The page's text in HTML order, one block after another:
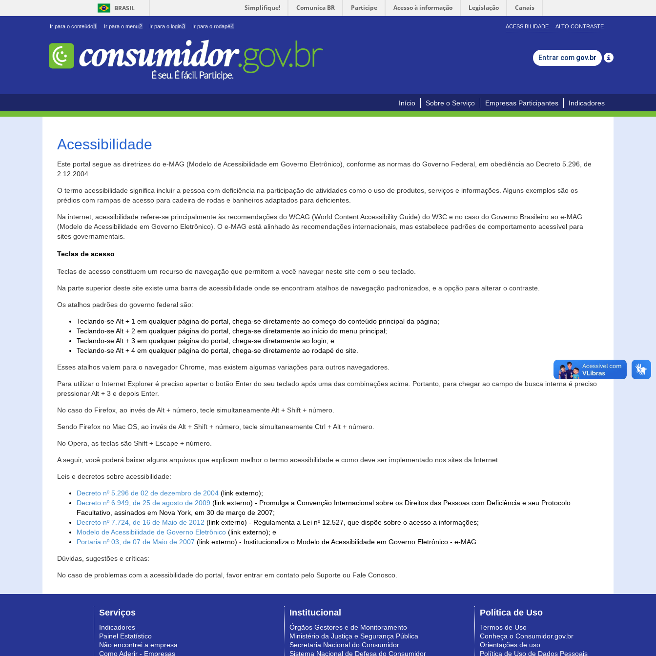
BRASIL Simplifique! Comunica BR Participe Acesso à informação Legislação Canais
Ir para o conteúdo1 Ir para o menu2 Ir para o login3 Ir para o rodapé4 ACESSIBILIDADE ALTO CONTRASTE
Entrar com gov.br
Início Sobre o Serviço Empresas Participantes Indicadores
Acessibilidade
Este portal segue as diretrizes do e-MAG (Modelo de Acessibilidade em Governo Eletrônico), conforme as normas do Governo Federal, em obediência ao Decreto 5.296, de
2.12.2004
O termo acessibilidade significa incluir a pessoa com deficiência na participação de atividades como o uso de produtos, serviços e informações. Alguns exemplos são os
prédios com rampas de acesso para cadeira de rodas e banheiros adaptados para deficientes.
Na internet, acessibilidade refere-se principalmente às recomendações do WCAG (World Content Accessibility Guide) do W3C e no caso do Governo Brasileiro ao e-MAG
(Modelo de Acessibilidade em Governo Eletrônico). O e-MAG está alinhado às recomendações internacionais, mas estabelece padrões de comportamento acessível para
sites governamentais.
Teclas de acesso
Teclas de acesso constituem um recurso de navegação que permitem a você navegar neste site com o seu teclado.
Na parte superior deste site existe uma barra de acessibilidade onde se encontram atalhos de navegação padronizados, e a opção para alterar o contraste.
Os atalhos padrões do governo federal são:
Teclando-se Alt + 1 em qualquer página do portal, chega-se diretamente ao começo do conteúdo principal da página;
Teclando-se Alt + 2 em qualquer página do portal, chega-se diretamente ao início do menu principal;
Teclando-se Alt + 3 em qualquer página do portal, chega-se diretamente ao login; e
Teclando-se Alt + 4 em qualquer página do portal, chega-se diretamente ao rodapé do site.
Esses atalhos valem para o navegador Chrome, mas existem algumas variações para outros navegadores.
Para utilizar o Internet Explorer é preciso apertar o botão Enter do seu teclado após uma das combinações acima. Portanto, para chegar ao campo de busca interna é preciso
pressionar Alt + 3 e depois Enter.
No caso do Firefox, ao invés de Alt + número, tecle simultaneamente Alt + Shift + número.
Sendo Firefox no Mac OS, ao invés de Alt + Shift + número, tecle simultaneamente Ctrl + Alt + número.
No Opera, as teclas são Shift + Escape + número.
A seguir, você poderá baixar alguns arquivos que explicam melhor o termo acessibilidade e como deve ser implementado nos sites da Internet.
Leis e decretos sobre acessibilidade:
Decreto nº 5.296 de 02 de dezembro de 2004 (link externo);
Decreto nº 6.949, de 25 de agosto de 2009 (link externo) - Promulga a Convenção Internacional sobre os Direitos das Pessoas com Deficiência e seu Protocolo
Facultativo, assinados em Nova York, em 30 de março de 2007;
Decreto nº 7.724, de 16 de Maio de 2012 (link externo) - Regulamenta a Lei nº 12.527, que dispõe sobre o acesso a informações;
Modelo de Acessibilidade de Governo Eletrônico (link externo); e
Portaria nº 03, de 07 de Maio de 2007 (link externo) - Institucionaliza o Modelo de Acessibilidade em Governo Eletrônico - e-MAG.
Dúvidas, sugestões e críticas:
No caso de problemas com a acessibilidade do portal, favor entrar em contato pelo Suporte ou Fale Conosco.
Serviços
Indicadores
Painel Estatístico
Não encontrei a empresa
Como Aderir - Empresas
Institucional
Órgãos Gestores e de Monitoramento
Ministério da Justiça e Segurança Pública
Secretaria Nacional do Consumidor
Sistema Nacional de Defesa do Consumidor
Política de Uso
Termos de Uso
Conheça o Consumidor.gov.br
Orientações de uso
Política de Uso de Dados Pessoais